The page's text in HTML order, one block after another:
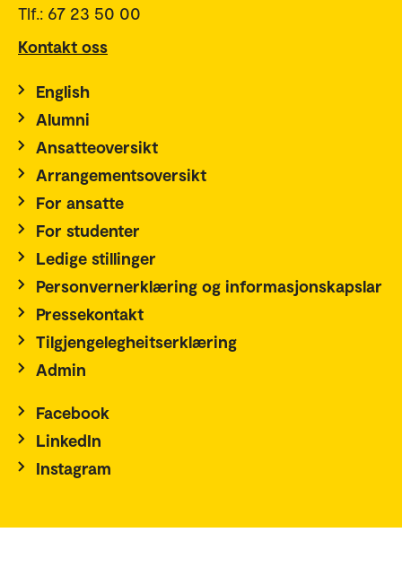
Tlf.: 67 23 50 00
Kontakt oss
English
Alumni
Ansatteoversikt
Arrangementsoversikt
For ansatte
For studenter
Ledige stillinger
Personvernerklæring og informasjonskapslar
Pressekontakt
Tilgjengelegheitserklæring
Admin
Facebook
LinkedIn
Instagram